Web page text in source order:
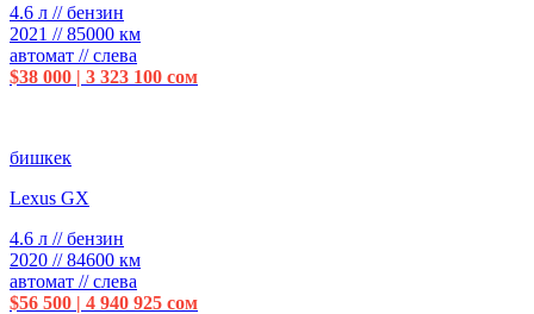
4.6 л // бензин
2021 // 85000 км
автомат // слева
$38 000 | 3 323 100 сом
бишкек
Lexus GX
4.6 л // бензин
2020 // 84600 км
автомат // слева
$56 500 | 4 940 925 сом